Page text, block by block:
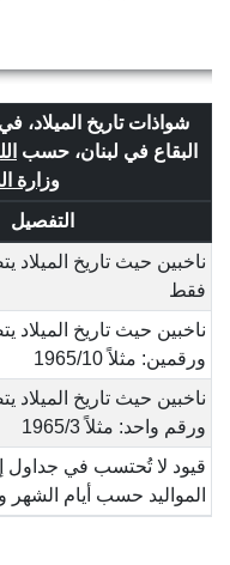
شواذات تاريخ الميلاد،
البقاع في لبنان، حسب
وزارة
التفصيل
ناخبين حيث تاريخ الميلاد
فقط
ناخبين حيث تاريخ الميلاد
ورقمين: مثلاً 1965/10
ناخبين حيث تاريخ الميلاد
ورقم واحد: مثلاً 1965/3
قيود لا تُحتسب في جداول
المواليد حسب أيام